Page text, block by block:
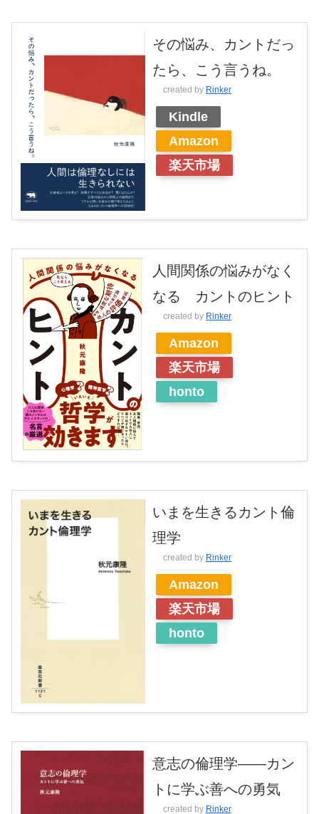
その悩み、カントだっ
たら、こう言うね。
created by Rinker
Kindle
Amazon
楽天市場
人間関係の悩みがなく
なる カントのヒント
created by Rinker
Amazon
楽天市場
honto
いまを生きるカント倫
理学
created by Rinker
Amazon
楽天市場
honto
意志の倫理学――カン
トに学ぶ善への勇気
created by Rinker